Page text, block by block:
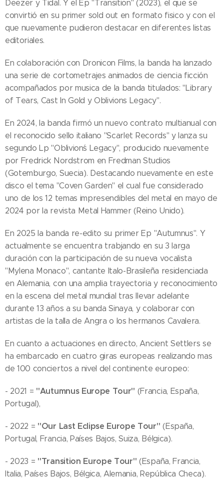
Deezer y Tidal. Y el Ep "Transition" (2023), el que se
convirtió en su primer sold out en formato fisico y con el
que nuevamente pudieron destacar en diferentes listas
editoriales.
En colaboración con Dronicon Films, la banda ha lanzado
una serie de cortometrajes animados de ciencia ficción
acompañados por musica de la banda titulados: "Library
of Tears, Cast In Gold y Oblivions Legacy".
En 2024, la banda firmó un nuevo contrato multianual con
el reconocido sello italiano "Scarlet Records" y lanza su
segundo Lp "Oblivion´s Legacy", producido nuevamente
por Fredrick Nordstrom en Fredman Studios
(Gotemburgo, Suecia). Destacando nuevamente en este
disco el tema "Coven Garden" el cual fue considerado
uno de los 12 temas impresendibles del metal en mayo de
2024 por la revista Metal Hammer (Reino Unido).
En 2025 la banda re-edito su primer Ep "Autumnus". Y
actualmente se encuentra trabjando en su 3 larga
duración con la participación de su nueva vocalista
"Mylena Monaco", cantante Italo-Brasileña residenciada
en Alemania, con una amplia trayectoria y reconocimiento
en la escena del metal mundial tras llevar adelante
durante 13 años a su banda Sinaya, y colaborar con
artistas de la talla de Angra o los hermanos Cavalera.
En cuanto a actuaciones en directo, Ancient Settlers se
ha embarcado en cuatro giras europeas realizando mas
de 100 conciertos a nivel del continente europeo:
- 2021 = "Autumnus Europe Tour" (Francia, España,
Portugal),
- 2022 = "Our Last Eclipse Europe Tour" (España,
Portugal, Francia, Países Bajos, Suiza, Bélgica).
- 2023 = "Transition Europe Tour" (España, Francia,
Italia, Países Bajos, Bélgica, Alemania, República Checa).